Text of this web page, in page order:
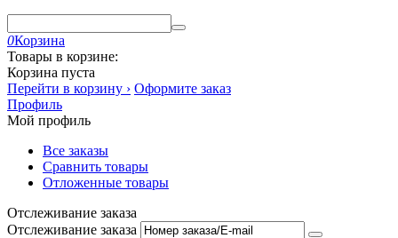
0Корзина
Товары в корзине:
Корзина пуста
Перейти в корзину › Оформите заказ
Профиль
Мой профиль
Все заказы
Сравнить товары
Отложенные товары
Отслеживание заказа
Отслеживание заказа